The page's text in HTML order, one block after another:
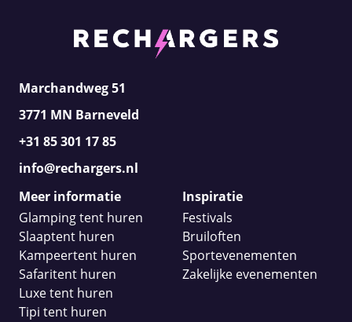
Marchandweg 51
3771 MN Barneveld
+31 85 301 17 85
info@rechargers.nl
Meer informatie
Glamping tent huren
Slaaptent huren
Kampeertent huren
Safaritent huren
Luxe tent huren
Tipi tent huren
Inspiratie
Festivals
Bruiloften
Sportevenementen
Zakelijke evenementen